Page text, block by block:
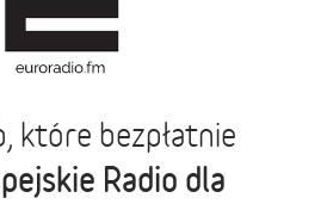
które bezpłatnie
Radio dla